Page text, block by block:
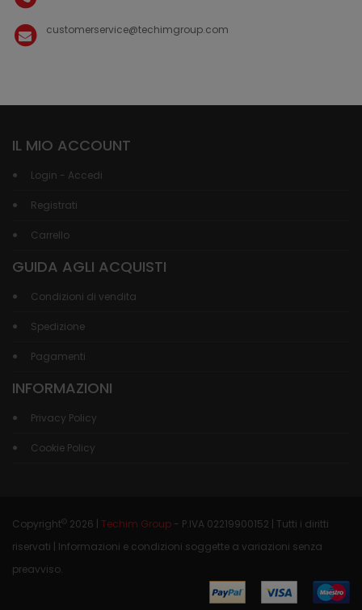
customerservice@techimgroup.com
IL MIO ACCOUNT
Login - Accedi
Registrati
Carrello
GUIDA AGLI ACQUISTI
Condizioni di vendita
Spedizione
Pagamenti
INFORMAZIONI
Privacy Policy
Cookie Policy
Copyright© 2026 | Techim Group - P.IVA 02219900152 | Tutti i diritti
riservati | Informazioni e condizioni soggette a variazioni senza
preavviso.